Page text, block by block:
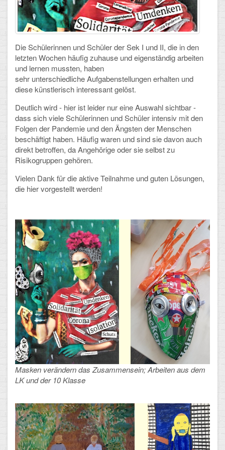
Schulalbum
SCHULLEBEN
Kollegium
Schulleitung
Schülervertretung
Gesamtelternvertretung
Sekretariat
Schulsozialarbeit
Arbeitsgemeinschaften
Klima-Projekt
Elternchor
Förderverein
Ehemalige
Schulzeitung: Der Gottfried
FÄCHER
Ethik, Philosophie und Religion
Gesellschaftswissenschaften
Die Schülerinnen und Schüler der Sek I und II, die in den
letzten Wochen häufig zuhause und eigenständig arbeiten
und lernen mussten, haben
sehr unterschiedliche Aufgabenstellungen erhalten und
diese künstlerisch interessant gelöst.
Deutlich wird - hier ist leider nur eine Auswahl sichtbar -
dass sich viele Schülerinnen und Schüler intensiv mit den
Folgen der Pandemie und den Ängsten der Menschen
beschäftigt haben. Häufig waren und sind sie davon auch
direkt betroffen, da Angehörige oder sie selbst zu
Risikogruppen gehören.
Vielen Dank für die aktive Teilnahme und guten Lösungen,
die hier vorgestellt werden!
Masken verändern das Zusammensein; Arbeiten aus dem
LK und der 10 Klasse